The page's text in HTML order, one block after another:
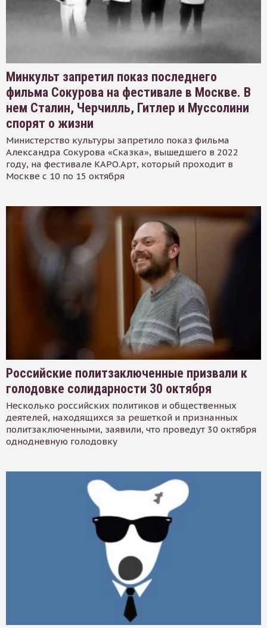
Минкульт запретил показ последнего
фильма Сокурова на фестивале в Москве. В
нем Сталин, Черчилль, Гитлер и Муссолини
спорят о жизни
Министерство культуры запретило показ фильма
Александра Сокурова «Сказка», вышедшего в 2022
году, на фестивале КАРО.Арт, который проходит в
Москве с 10 по 15 октября
Российские политзаключенные призвали к
голодовке солидарности 30 октября
Несколько российских политиков и общественных
деятелей, находящихся за решеткой и признанных
политзаключенными, заявили, что проведут 30 октября
однодневную голодовку